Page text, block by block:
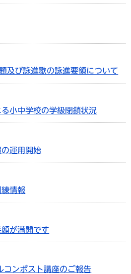
及び詠進歌の詠進要領について
小中学校の学級閉鎖状況
運用開始
情報
が満開です
コンポスト講座のご報告